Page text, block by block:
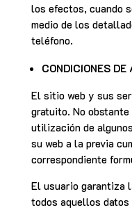
los efectos, cuando
medio de los
teléfono.
CONDICIONES
El sitio web y sus
gratuito. No obstante
utilización de
su web a la previa
correspondiente
El usuario garantiza
todos aquellos datos